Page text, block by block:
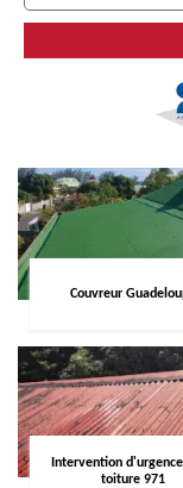
Couvreur
Intervention
toiture 971